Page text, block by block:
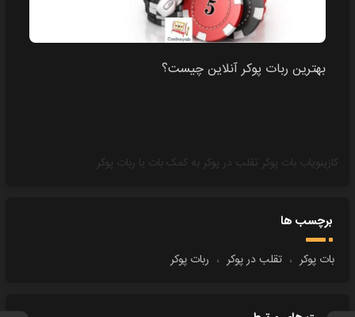
بهترین ربات پوکر آنلاین چیست؟
کازینویاب بات پوکر تقلب در پوکر به کمک بات یا ربات پوکر
برچسب ها
بات پوکر ، تقلب در پوکر ، ربات پوکر